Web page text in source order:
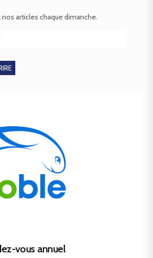
nos articles chaque dimanche.
vous annuel